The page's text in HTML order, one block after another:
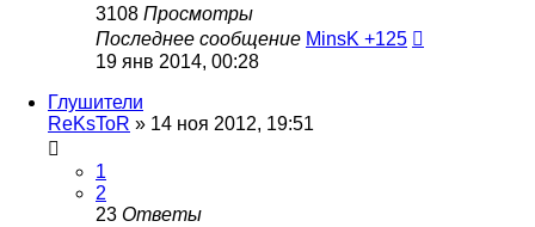
3108 Просмотры
Последнее сообщение MinsK +125
19 янв 2014, 00:28
Глушители
ReKsToR » 14 ноя 2012, 19:51
1
2
23 Ответы